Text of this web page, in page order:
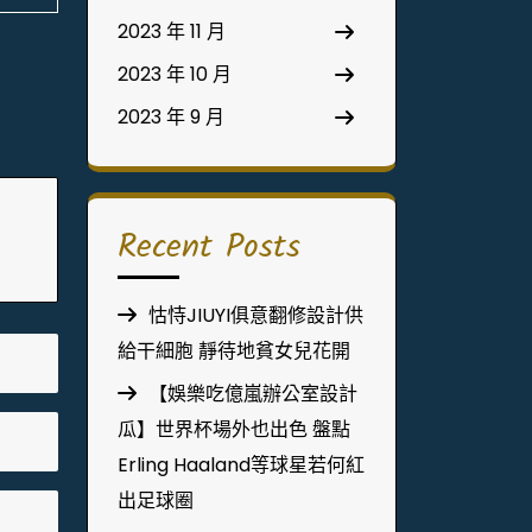
2023 年 11 月
2023 年 10 月
2023 年 9 月
Recent Posts
怙恃JIUYI俱意翻修設計供
給干細胞 靜待地貧女兒花開
【娛樂吃億嵐辦公室設計
瓜】世界杯場外也出色 盤點
Erling Haaland等球星若何紅
出足球圈